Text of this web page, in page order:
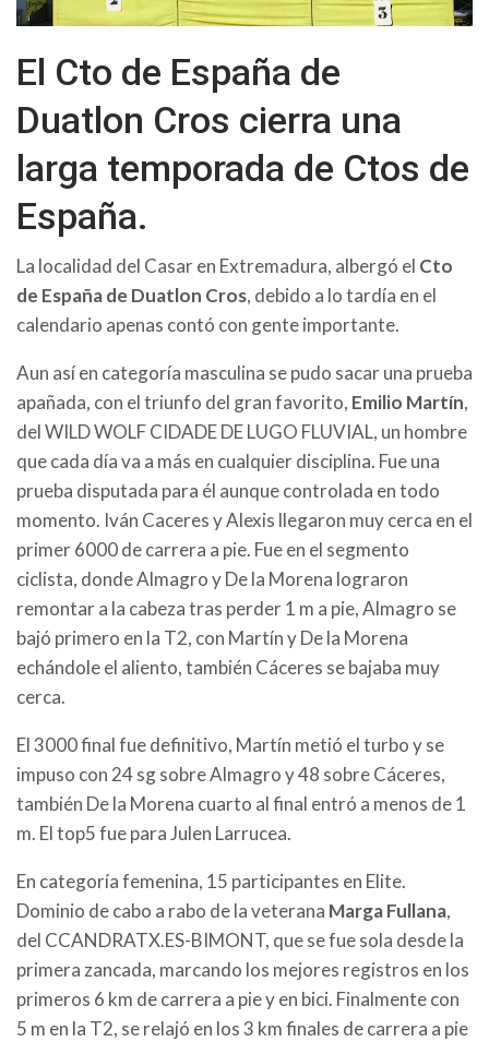
El Cto de España de
Duatlon Cros cierra una
larga temporada de Ctos de
España.
La localidad del Casar en Extremadura, albergó el Cto
de España de Duatlon Cros, debido a lo tardía en el
calendario apenas contó con gente importante.
Aun así en categoría masculina se pudo sacar una prueba
apañada, con el triunfo del gran favorito, Emilio Martín,
del WILD WOLF CIDADE DE LUGO FLUVIAL, un hombre
que cada día va a más en cualquier disciplina. Fue una
prueba disputada para él aunque controlada en todo
momento. Iván Caceres y Alexis llegaron muy cerca en el
primer 6000 de carrera a pie. Fue en el segmento
ciclista, donde Almagro y De la Morena lograron
remontar a la cabeza tras perder 1 m a pie, Almagro se
bajó primero en la T2, con Martín y De la Morena
echándole el aliento, también Cáceres se bajaba muy
cerca.
El 3000 final fue definitivo, Martín metió el turbo y se
impuso con 24 sg sobre Almagro y 48 sobre Cáceres,
también De la Morena cuarto al final entró a menos de 1
m. El top5 fue para Julen Larrucea.
En categoría femenina, 15 participantes en Elite.
Dominio de cabo a rabo de la veterana Marga Fullana,
del CCANDRATX.ES-BIMONT, que se fue sola desde la
primera zancada, marcando los mejores registros en los
primeros 6 km de carrera a pie y en bici. Finalmente con
5 m en la T2, se relajó en los 3 km finales de carrera a pie